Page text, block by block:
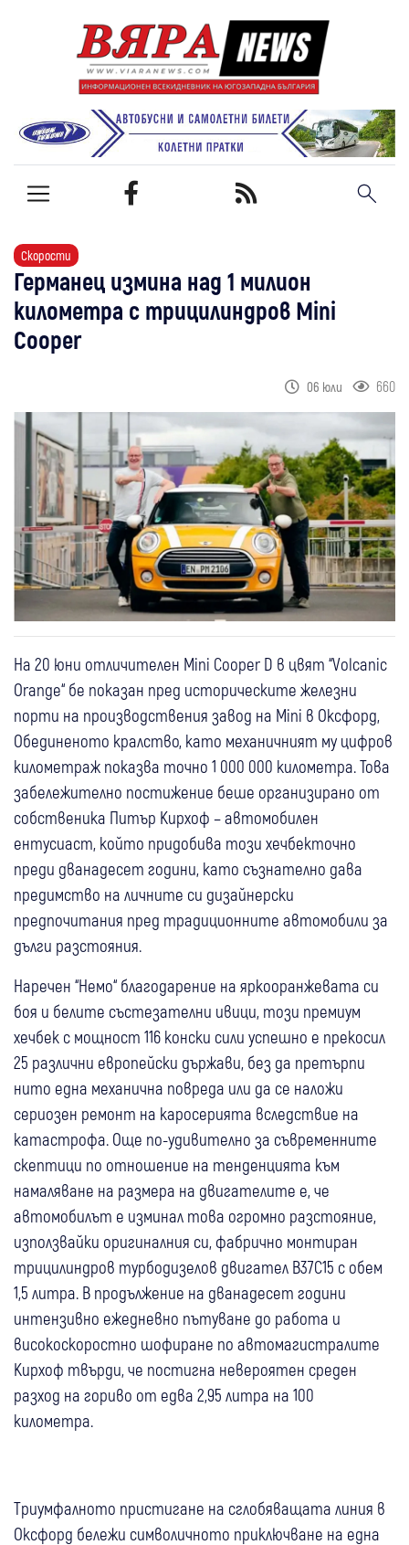
Скорости
Германец измина над 1 милион
километра с трицилиндров Mini
Cooper
06 юли 660
На 20 юни отличителен Mini Cooper D в цвят “Volcanic
Orange“ бе показан пред историческите железни
порти на производствения завод на Mini в Оксфорд,
Обединеното кралство, като механичният му цифров
километраж показва точно 1 000 000 километра. Това
забележително постижение беше организирано от
собственика Питър Кирхоф – автомобилен
ентусиаст, който придобива този хечбекточно
преди дванадесет години, като съзнателно дава
предимство на личните си дизайнерски
предпочитания пред традиционните автомобили за
дълги разстояния.
Наречен “Немо“ благодарение на яркооранжевата си
боя и белите състезателни ивици, този премиум
хечбек с мощност 116 конски сили успешно е прекосил
25 различни европейски държави, без да претърпи
нито една механична повреда или да се наложи
сериозен ремонт на каросерията вследствие на
катастрофа. Още по-удивително за съвременните
скептици по отношение на тенденцията към
намаляване на размера на двигателите е, че
автомобилът е изминал това огромно разстояние,
използвайки оригиналния си, фабрично монтиран
трицилиндров турбодизелов двигател B37C15 с обем
1,5 литра. В продължение на дванадесет години
интензивно ежедневно пътуване до работа и
високоскоростно шофиране по автомагистралите
Кирхоф твърди, че постигна невероятен среден
разход на гориво от едва 2,95 литра на 100
километра.
Триумфалното пристигане на сглобяващата линия в
Оксфорд бележи символичното приключване на една